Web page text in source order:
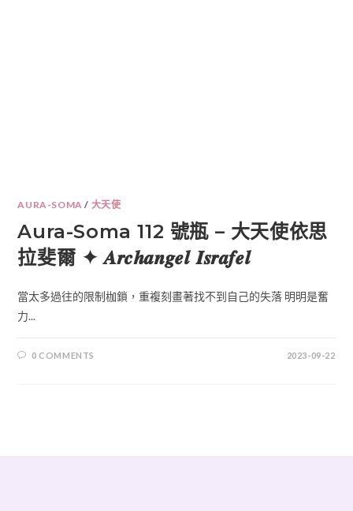
AURA-SOMA / 大天使
Aura-Soma 112 號瓶 – 大天使依思
拉斐爾 ✦ 𝑨𝒓𝒄𝒉𝒂𝒏𝒈𝒆𝒍 𝑰𝒔𝒓𝒂𝒇𝒆𝒍
當太多過往的限制枷鎖，重複刻畫著找不到自己的失落 明明是奮
力...
0 COMMENTS 2023-09-22